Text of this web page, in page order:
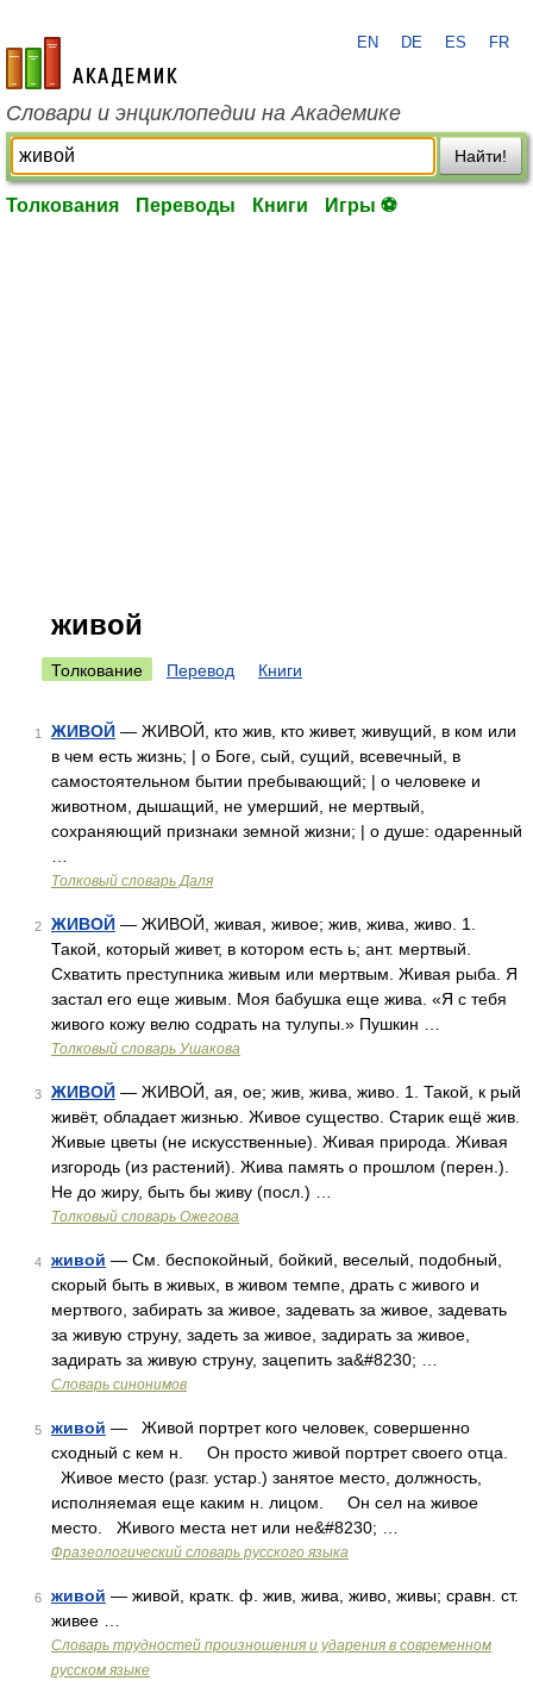
academic.ru
EN DE ES FR
Словари и энциклопедии на Академике
Найти!
Толкования Переводы Книги Игры ⚽
живой
Толкование Перевод Книги
1 ЖИВОЙ — ЖИВОЙ, кто жив, кто живет, живущий, в ком или
в чем есть жизнь; | о Боге, сый, сущий, всевечный, в
самостоятельном бытии пребывающий; | о человеке и
животном, дышащий, не умерший, не мертвый,
сохраняющий признаки земной жизни; | о душе: одаренный
Толковый словарь Даля
2 ЖИВОЙ — ЖИВОЙ, живая, живое; жив, жива, живо. 1.
Такой, который живет, в котором есть ь; ант. мертвый.
Схватить преступника живым или мертвым. Живая рыба. Я
застал его еще живым. Моя бабушка еще жива. «Я с тебя
живого кожу велю содрать на тулупы.» Пушкин …
Толковый словарь Ушакова
3 ЖИВОЙ — ЖИВОЙ, ая, ое; жив, жива, живо. 1. Такой, к рый
живёт, обладает жизнью. Живое существо. Старик ещё жив.
Живые цветы (не искусственные). Живая природа. Живая
изгородь (из растений). Жива память о прошлом (перен.).
Не до жиру, быть бы живу (посл.) …
Толковый словарь Ожегова
4 живой — См. беспокойный, бойкий, веселый, подобный,
скорый быть в живых, в живом темпе, драть с живого и
мертвого, забирать за живое, задевать за живое, задевать
за живую струну, задеть за живое, задирать за живое,
задирать за живую струну, зацепить за&#8230; …
Словарь синонимов
5 живой — Живой портрет кого человек, совершенно
сходный с кем н. Он просто живой портрет своего отца.
Живое место (разг. устар.) занятое место, должность,
исполняемая еще каким н. лицом. Он сел на живое
место. Живого места нет или не&#8230; …
Фразеологический словарь русского языка
6 живой — живой, кратк. ф. жив, жива, живо, живы; сравн. ст.
живее …
Словарь трудностей произношения и ударения в современном
русском языке